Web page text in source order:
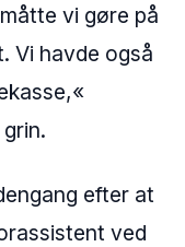
vi gøre på
Vi havde også
efter at
ved